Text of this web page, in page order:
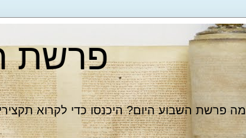
פרשת
מה פרשת השבוע היום? היכנסו כדי לקרוא